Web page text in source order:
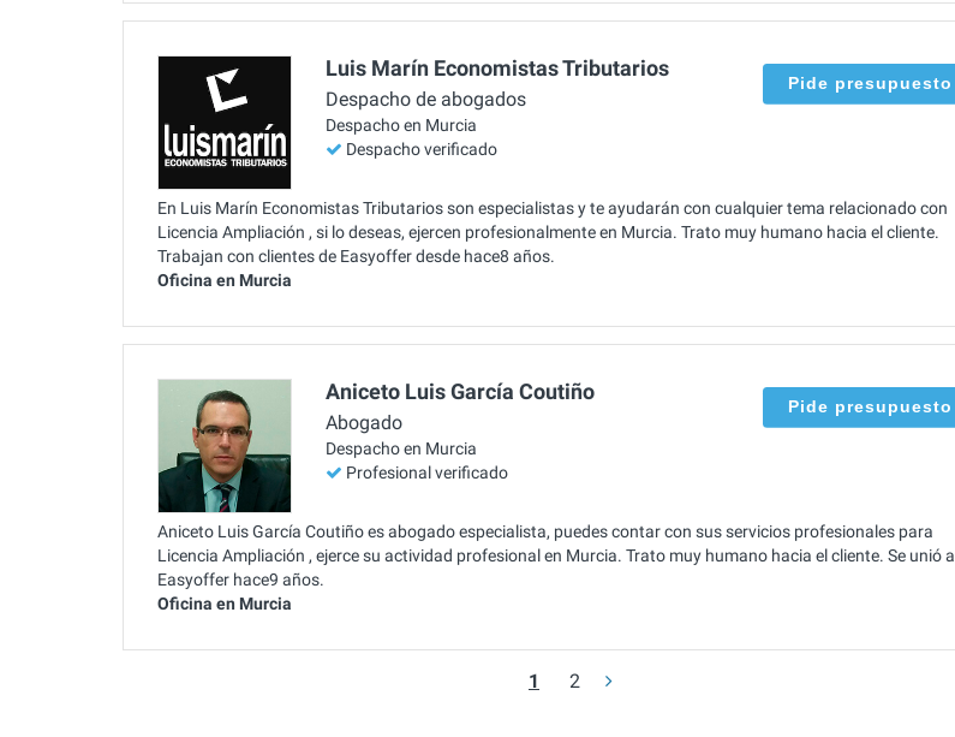
Luis Marín Economistas Tributarios
Despacho de abogados
Despacho en Murcia
Despacho verificado
Pide presupuesto
En Luis Marín Economistas Tributarios son especialistas y te ayudarán con cualquier tema relacionado con
Licencia Ampliación , si lo deseas, ejercen profesionalmente en Murcia. Trato muy humano hacia el cliente.
Trabajan con clientes de Easyoffer desde hace8 años.
Oficina en Murcia
Aniceto Luis García Coutiño
Abogado
Despacho en Murcia
Profesional verificado
Pide presupuesto
Aniceto Luis García Coutiño es abogado especialista, puedes contar con sus servicios profesionales para
Licencia Ampliación , ejerce su actividad profesional en Murcia. Trato muy humano hacia el cliente. Se unió a
Easyoffer hace9 años.
Oficina en Murcia
1 2